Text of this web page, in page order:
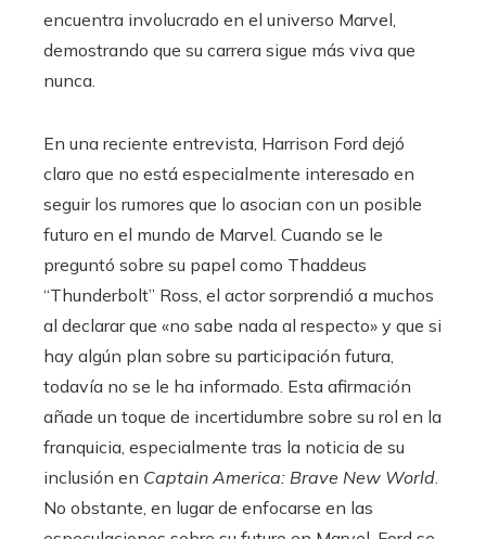
encuentra involucrado en el universo Marvel,
demostrando que su carrera sigue más viva que
nunca.
En una reciente entrevista, Harrison Ford dejó
claro que no está especialmente interesado en
seguir los rumores que lo asocian con un posible
futuro en el mundo de Marvel. Cuando se le
preguntó sobre su papel como Thaddeus
“Thunderbolt” Ross, el actor sorprendió a muchos
al declarar que «no sabe nada al respecto» y que si
hay algún plan sobre su participación futura,
todavía no se le ha informado. Esta afirmación
añade un toque de incertidumbre sobre su rol en la
franquicia, especialmente tras la noticia de su
inclusión en Captain America: Brave New World.
No obstante, en lugar de enfocarse en las